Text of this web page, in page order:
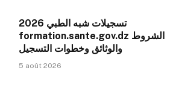
تسجيلات شبه الطبي 2026
formation.sante.gov.dz الشروط
والوثائق وخطوات التسجيل
5 août 2026